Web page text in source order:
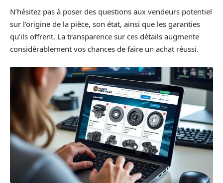
N’hésitez pas à poser des questions aux vendeurs potentiel
sur l’origine de la pièce, son état, ainsi que les garanties
qu’ils offrent. La transparence sur ces détails augmente
considérablement vos chances de faire un achat réussi.